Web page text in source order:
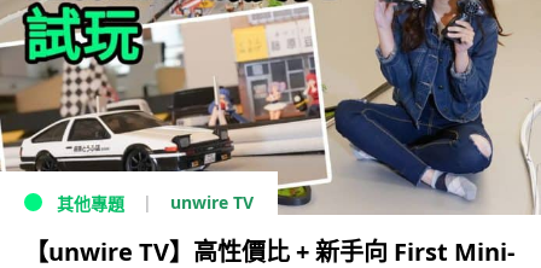
其他專題 unwire TV
【unwire TV】高性價比 + 新手向 First Mini-